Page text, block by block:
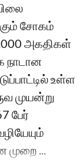
சோகம்
அகதிகள்
நாடான
உள்ள
முயன்று
பேர்
முறை ...